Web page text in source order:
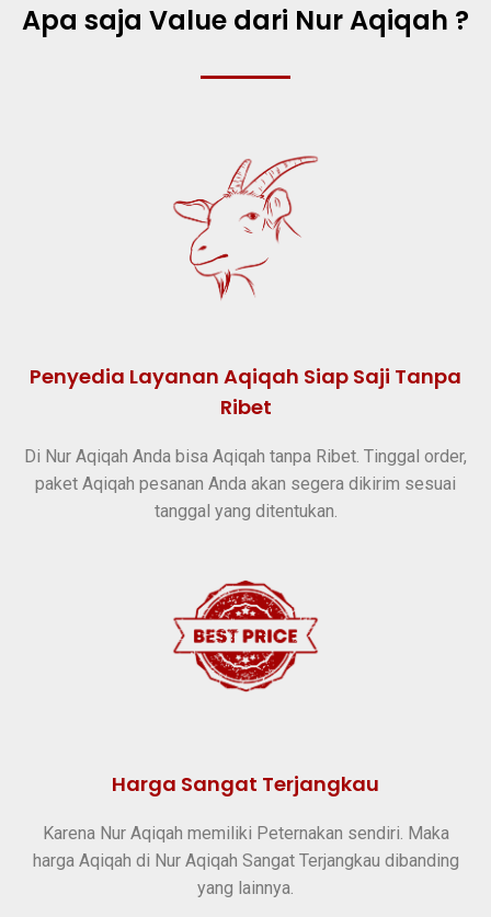
Apa saja Value dari Nur Aqiqah ?
Penyedia Layanan Aqiqah Siap Saji Tanpa
Ribet
Di Nur Aqiqah Anda bisa Aqiqah tanpa Ribet. Tinggal order,
paket Aqiqah pesanan Anda akan segera dikirim sesuai
tanggal yang ditentukan.
Harga Sangat Terjangkau
Karena Nur Aqiqah memiliki Peternakan sendiri. Maka
harga Aqiqah di Nur Aqiqah Sangat Terjangkau dibanding
yang lainnya.